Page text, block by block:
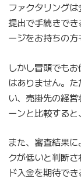
ファクタリング
提出で手続きで
ージをお持ちの方
しかし冒頭でも
はありません。
い、売掛先の経
ーンと比較すると
また、審査結果
クが低いと判断
ド入金を期待でき